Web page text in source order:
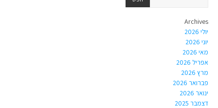
Archives
יולי 2026
יוני 2026
מאי 2026
אפריל 2026
מרץ 2026
פברואר 2026
ינואר 2026
דצמבר 2025